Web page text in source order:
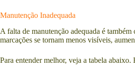
Manutenção Inadequada
A falta de manutenção adequada é
marcações se tornam menos visíveis,
Para entender melhor, veja a tabela abaixo.